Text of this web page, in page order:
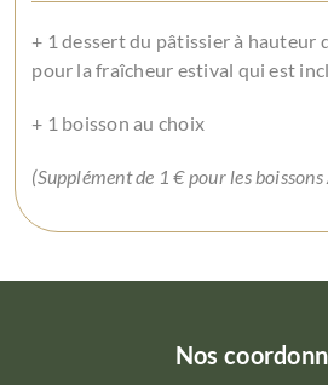
+ 1 dessert du pâtissier à hauteur
pour la fraîcheur estival qui est
+ 1 boisson au choix
(Supplément de 1 € pour les
Nos